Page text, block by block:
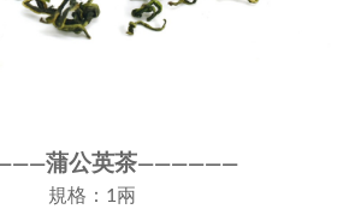
——蒲公英茶——————
規格：1兩